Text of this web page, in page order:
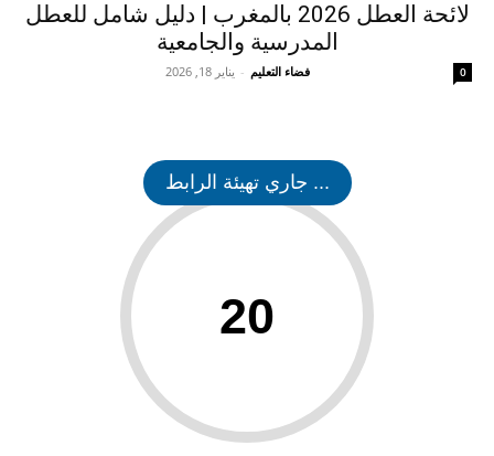
لائحة العطل 2026 بالمغرب | دليل شامل للعطل
المدرسية والجامعية
فضاء التعليم - يناير 18, 2026 0
... جاري تهيئة الرابط
20